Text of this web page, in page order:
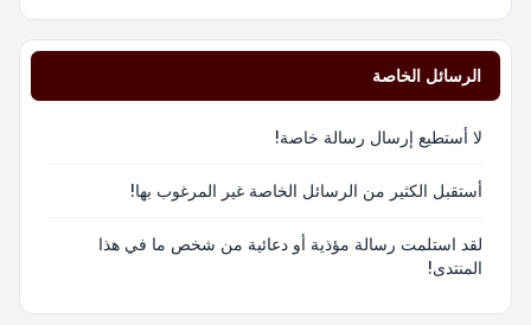
الرسائل الخاصة
لا أستطيع إرسال رسالة خاصة!
أستقبل الكثير من الرسائل الخاصة غير المرغوب بها!
لقد استلمت رسالة مؤذية أو دعائية من شخص ما في هذا
المنتدى!